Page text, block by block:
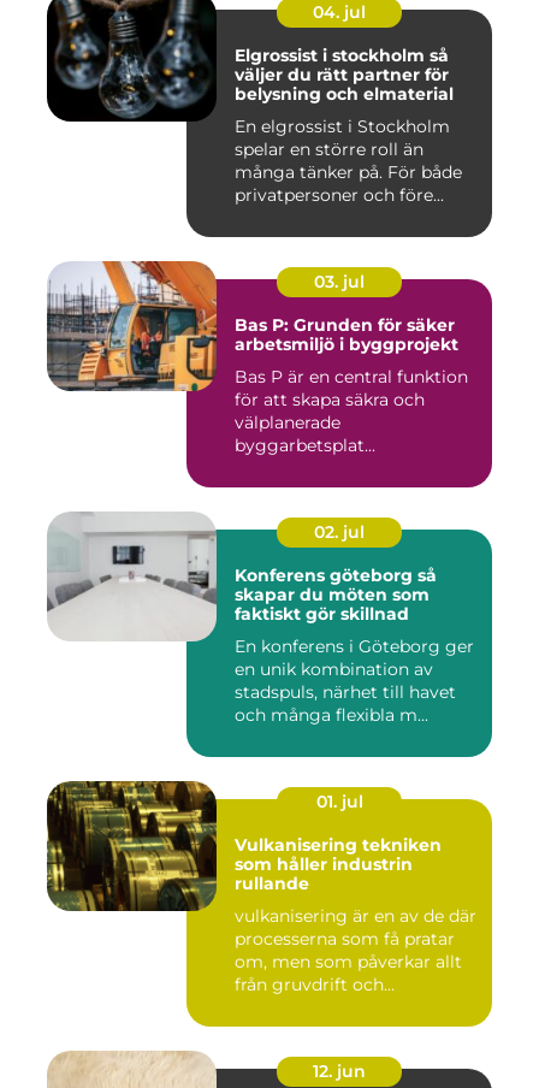
04. jul
Elgrossist i stockholm så
väljer du rätt partner för
belysning och elmaterial
En elgrossist i Stockholm
spelar en större roll än
många tänker på. För både
privatpersoner och före...
03. jul
Bas P: Grunden för säker
arbetsmiljö i byggprojekt
Bas P är en central funktion
för att skapa säkra och
välplanerade
byggarbetsplat...
02. jul
Konferens göteborg så
skapar du möten som
faktiskt gör skillnad
En konferens i Göteborg ger
en unik kombination av
stadspuls, närhet till havet
och många flexibla m...
01. jul
Vulkanisering tekniken
som håller industrin
rullande
vulkanisering är en av de där
processerna som få pratar
om, men som påverkar allt
från gruvdrift och...
12. jun